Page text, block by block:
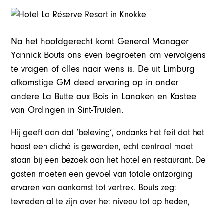
Na het hoofdgerecht komt General Manager
Yannick Bouts ons even begroeten om vervolgens
te vragen of alles naar wens is. De uit Limburg
afkomstige GM deed ervaring op in onder
andere La Butte aux Bois in Lanaken en Kasteel
van Ordingen in Sint-Truiden.
Hij geeft aan dat ‘beleving’, ondanks het feit dat het
haast een cliché is geworden, echt centraal moet
staan bij een bezoek aan het hotel en restaurant. De
gasten moeten een gevoel van totale ontzorging
ervaren van aankomst tot vertrek. Bouts zegt
tevreden al te zijn over het niveau tot op heden,